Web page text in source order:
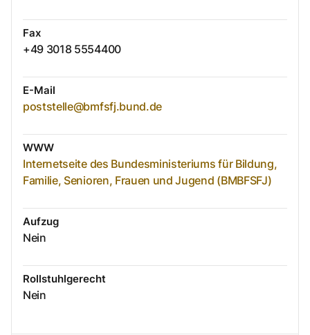
Fax
+49 3018 5554400
E-Mail
poststelle@bmfsfj.bund.de
WWW
Internetseite des Bundesministeriums für Bildung,
Familie, Senioren, Frauen und Jugend (BMBFSFJ)
Aufzug
Nein
Rollstuhlgerecht
Nein